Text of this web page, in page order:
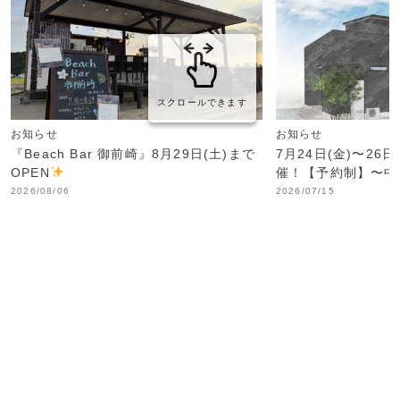
『Beach Bar 御前崎』8月29日(土)まで
OPEN
お知らせ
2026/08/06
7月24日(金)〜26日
催！【予約制】〜
お知らせ
2026/07/15
スクロールできます